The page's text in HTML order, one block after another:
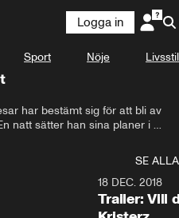
Logga in
Sport Nöje Livsstil
har bestämt sig för att bli av
natt sätter han sina planer i
och hans vänner för att göra
Gudarnas hemvist. Men
trolldrycken tar upp kampen på
hemvist av René Goscinny
SE ALLA
18 DEC. 2018
Trailer: Vill